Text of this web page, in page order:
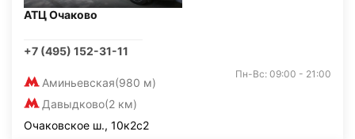
АТЦ Очаково
+7 (495) 152-31-11
Аминьевская(980 м)
Давыдково(2 км)
Пн-Вс: 09:00 - 21:00
Очаковское ш., 10к2с2